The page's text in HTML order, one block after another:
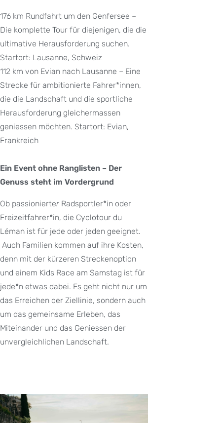
176 km Rundfahrt um den Genfersee –
Die komplette Tour für diejenigen, die die
ultimative Herausforderung suchen.
Startort: Lausanne, Schweiz
112 km von Evian nach Lausanne – Eine
Strecke für ambitionierte Fahrer*innen,
die die Landschaft und die sportliche
Herausforderung gleichermassen
geniessen möchten. Startort: Evian,
Frankreich
Ein Event ohne Ranglisten – Der
Genuss steht im Vordergrund
Ob passionierter Radsportler*in oder
Freizeitfahrer*in, die Cyclotour du
Léman ist für jede oder jeden geeignet.
Auch Familien kommen auf ihre Kosten,
denn mit der kürzeren Streckenoption
und einem Kids Race am Samstag ist für
jede*n etwas dabei. Es geht nicht nur um
das Erreichen der Ziellinie, sondern auch
um das gemeinsame Erleben, das
Miteinander und das Geniessen der
unvergleichlichen Landschaft.